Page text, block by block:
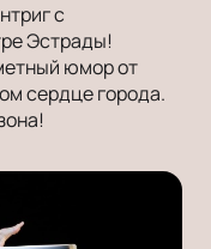
с
Эстрады!
юмор от
сердце города.